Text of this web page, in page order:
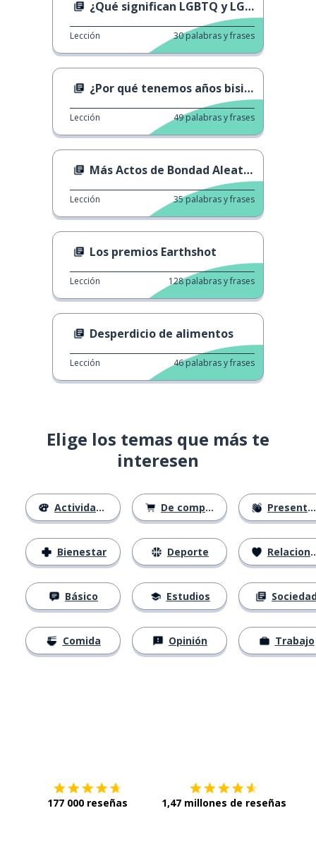
¿Qué significan LGBTQ y LGBTQIA+?
Lección 30palabras y frases
¿Por qué tenemos años bisiestos?
Lección 49palabras y frases
Más Actos de Bondad Aleatorios
Lección 35palabras y frases
Los premios Earthshot
Lección 128palabras y frases
Desperdicio de alimentos
Lección 46palabras y frases
Elige los temas que más te
interesen
Actividades
Bienestar
Básico
Comida
De compras
Deporte
Estudios
Opinión
Presentación
Relaciones
Trabajo
177 000 reseñas 1,47 millones de reseñas